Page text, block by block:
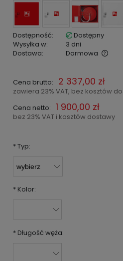
Dostępność:
Dostępny
Wysyłka w:
3 dni
Dostawa:
Darmowa
Cena nie zawiera
Cena brutto: 2 337,00 zł
zawiera 23% VAT, bez kosztów
Cena netto: 1 900,00 zł
bez 23% VAT i kosztów dostawy
*Typ:
* Kolor:
* Długość węża: